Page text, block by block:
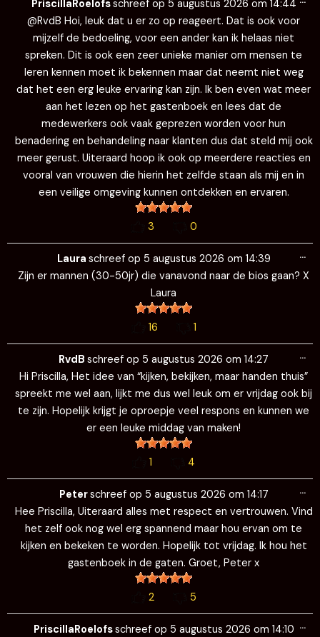
PriscillaRoelofsschreef op 5 augustus 2026 om 14:44
@RvdB Hoi, leuk dat u er zo op reageert. Dat is ook voor
mijzelf de bedoeling, voor een ander kan ik helaas niet
spreken. Dit is ook een zeer unieke manier om mensen te
leren kennen moet ik bekennen maar dat neemt niet weg
dat het een erg leuke ervaring kan zijn. Ik ben even wat meer
aan het lezen op het gastenboek en lees dat de
medewerkers ook vaak geprezen worden voor hun
benadering en behandeling naar klanten dus dat steld mij ook
meer gerust. Uiteraard hoop ik ook op meerdere reacties en
vooral van vrouwen die hierin het zelfde staan als mij en in
een veilige omgeving kunnen ontdekken en ervaren.
3 0
Laura schreef op 5 augustus 2026 om 14:39
Zijn er mannen (30-50jr) die vanavond naar de bios gaan? X
Laura
16 1
…
RvdB schreef op 5 augustus 2026 om 14:27
Hi Priscilla, Het idee van “kijken, bekijken, maar handen thuis”
spreekt me wel aan, lijkt me dus wel leuk om er vrijdag ook bij
te zijn. Hopelijk krijgt je oproepje veel respons en kunnen we
er een leuke middag van maken!
1 4
…
Peterschreef op 5 augustus 2026 om 14:17
Hee Priscilla, Uiteraard alles met respect en vertrouwen. Vind
het zelf ook nog wel erg spannend maar hou ervan om te
kijken en bekeken te worden. Hopelijk tot vrijdag. Ik hou het
gastenboek in de gaten. Groet, Peter x
2 5
…
PriscillaRoelofsschreef op 5 augustus 2026 om 14:10 …